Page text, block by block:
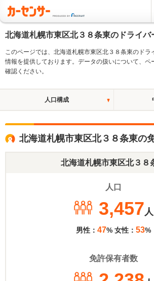
北海道札幌市東区北３８条東のドライバ
このページでは、北海道札幌市東区北３８条東のドラ
情報を提供しております。データの扱いについて、ペ
確認ください。
人口構成
北海道札幌市東区北３８条東の
北海道札幌市東区北３８
人口
3,457人
男性： 47% 女性： 53%
免許保有者数